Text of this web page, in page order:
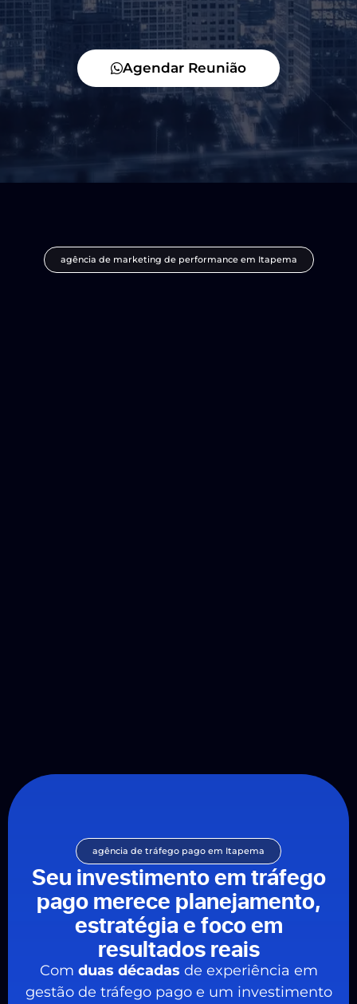
Agendar Reunião
agência de marketing de performance em Itapema
agência de tráfego pago em Itapema
Seu investimento em tráfego
pago merece planejamento,
estratégia e foco em
resultados reais
Com duas décadas de experiência em
gestão de tráfego pago e um investimento